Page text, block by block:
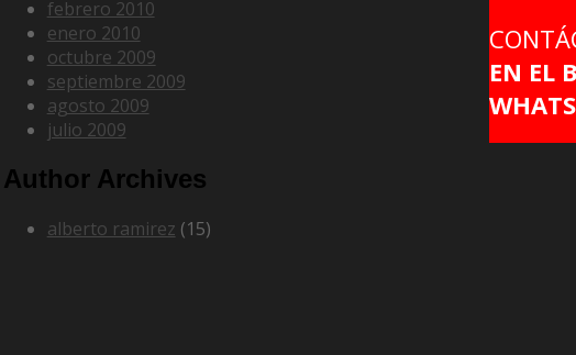
febrero 2010
enero 2010
octubre 2009
septiembre 2009
agosto 2009
julio 2009
Author Archives
alberto ramirez (15)
EN EL